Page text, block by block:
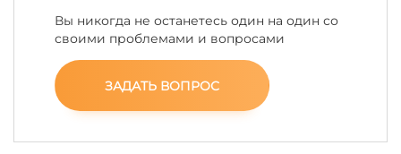
Вы никогда не останетесь один на один со
своими проблемами и вопросами
ЗАДАТЬ ВОПРОС